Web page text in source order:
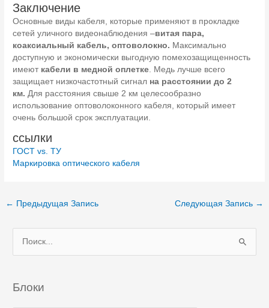
Заключение
Основные виды кабеля, которые применяют в прокладке
сетей уличного видеонаблюдения –витая пара,
коаксиальный кабель, оптоволокно. Максимально
доступную и экономически выгодную помехозащищенность
имеют кабели в медной оплетке . Медь лучше всего
защищает низкочастотный сигнал на расстоянии до 2
км. Для расстояния свыше 2 км целесообразно
использование оптоволоконного кабеля, который имеет
очень большой срок эксплуатации.
ссылки
ГОСТ vs. ТУ
Маркировка оптического кабеля
Навигация
← Предыдущая Запись Следующая Запись →
с
Блоки